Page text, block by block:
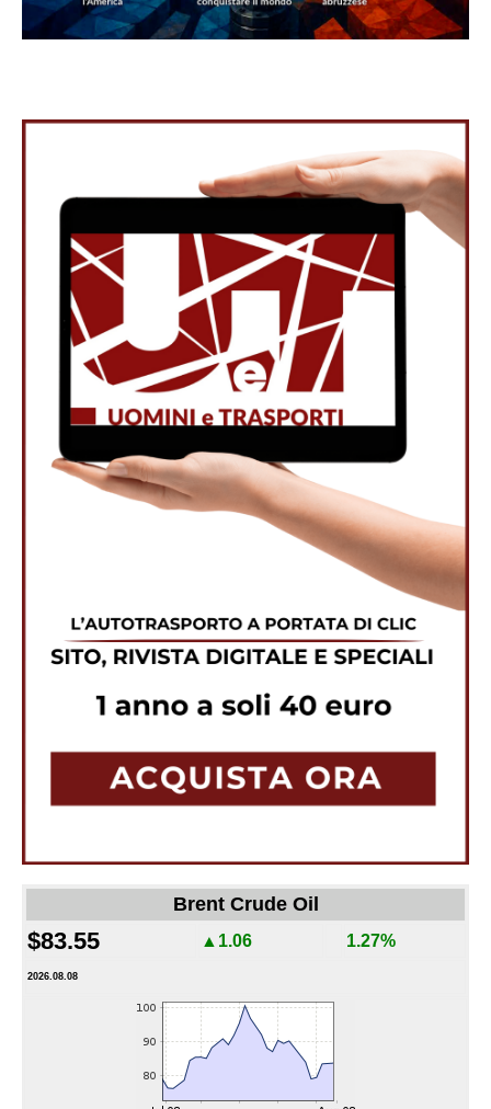
Brent Crude Oil
$83.55 ▲1.06 1.27%
2026.08.08